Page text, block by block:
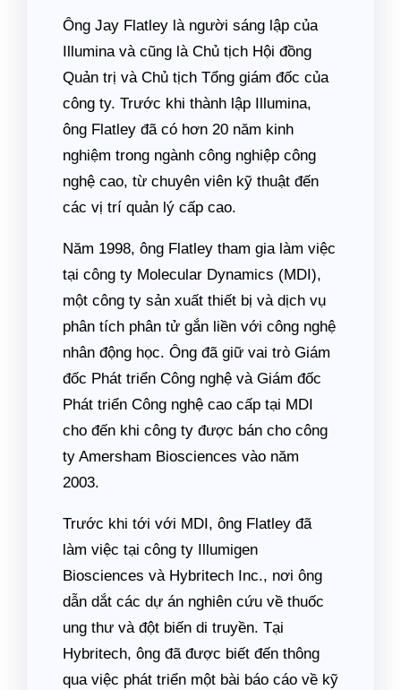
Ông Jay Flatley là người sáng lập của
Illumina và cũng là Chủ tịch Hội đồng
Quản trị và Chủ tịch Tổng giám đốc của
công ty. Trước khi thành lập Illumina,
ông Flatley đã có hơn 20 năm kinh
nghiệm trong ngành công nghiệp công
nghệ cao, từ chuyên viên kỹ thuật đến
các vị trí quản lý cấp cao.
Năm 1998, ông Flatley tham gia làm việc
tại công ty Molecular Dynamics (MDI),
một công ty sản xuất thiết bị và dịch vụ
phân tích phân tử gắn liền với công nghệ
nhân động học. Ông đã giữ vai trò Giám
đốc Phát triển Công nghệ và Giám đốc
Phát triển Công nghệ cao cấp tại MDI
cho đến khi công ty được bán cho công
ty Amersham Biosciences vào năm
2003.
Trước khi tới với MDI, ông Flatley đã
làm việc tại công ty Illumigen
Biosciences và Hybritech Inc., nơi ông
dẫn dắt các dự án nghiên cứu về thuốc
ung thư và đột biến di truyền. Tại
Hybritech, ông đã được biết đến thông
qua việc phát triển một bài báo cáo về kỹ